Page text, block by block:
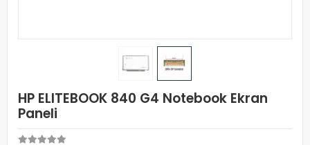
HP ELITEBOOK 840 G4 Notebook Ekran
Paneli